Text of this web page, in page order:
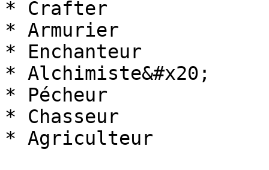
* Crafter
* Armurier
* Enchanteur
* Alchimiste&#x20;
* Pécheur
* Chasseur
* Agriculteur